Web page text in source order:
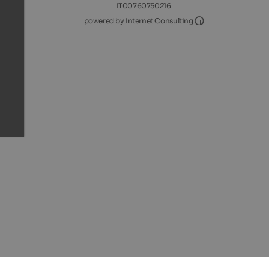
IT00760750216
powered by Internet Consulting
Internet